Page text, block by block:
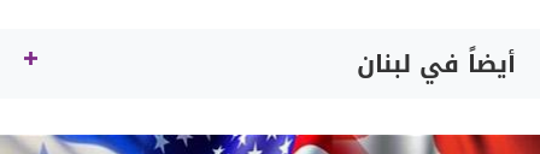
أيضاً في لبنان